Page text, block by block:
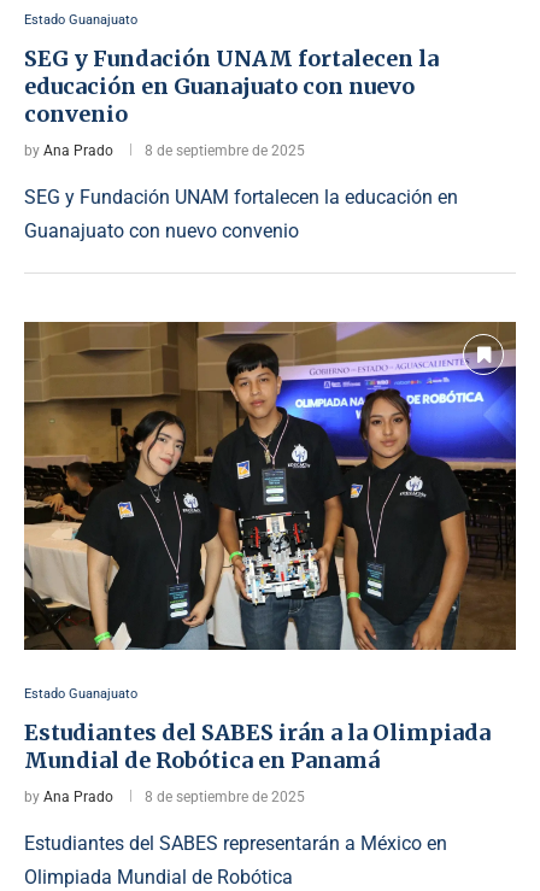
Estado Guanajuato
SEG y Fundación UNAM fortalecen la
educación en Guanajuato con nuevo
convenio
by Ana Prado 8 de septiembre de 2025
SEG y Fundación UNAM fortalecen la educación en
Guanajuato con nuevo convenio
Estado Guanajuato
Estudiantes del SABES irán a la Olimpiada
Mundial de Robótica en Panamá
by Ana Prado 8 de septiembre de 2025
Estudiantes del SABES representarán a México en
Olimpiada Mundial de Robótica